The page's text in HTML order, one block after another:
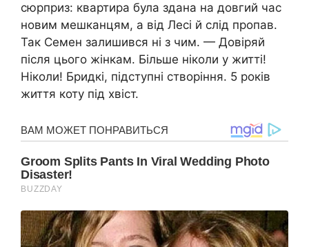
сюрприз: квартира була здана на довгий час
новим мешканцям, а від Лесі й слід пропав.
Так Семен залишився ні з чим. — Довіряй
після цього жінкам. Більше ніколи у житті!
Ніколи! Бридкі, підступні створіння. 5 років
життя коту під хвіст.